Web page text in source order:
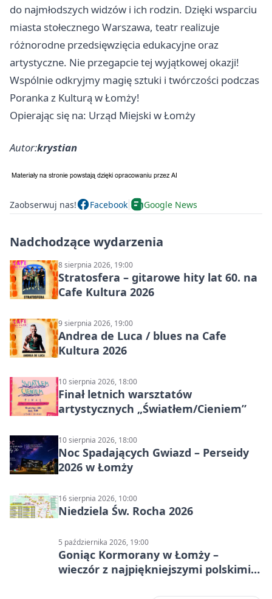
do najmłodszych widzów i ich rodzin. Dzięki wsparciu
miasta stołecznego Warszawa, teatr realizuje
różnorodne przedsięwzięcia edukacyjne oraz
artystyczne. Nie przegapcie tej wyjątkowej okazji!
Wspólnie odkryjmy magię sztuki i twórczości podczas
Poranka z Kulturą w Łomży!
Opierając się na: Urząd Miejski w Łomży
Autor:krystian
Zaobserwuj nas! Facebook Google News
Nadchodzące wydarzenia
8 sierpnia 2026, 19:00
Stratosfera – gitarowe hity lat 60. na
Cafe Kultura 2026
9 sierpnia 2026, 19:00
Andrea de Luca / blues na Cafe
Kultura 2026
10 sierpnia 2026, 18:00
Finał letnich warsztatów
artystycznych „Światłem/Cieniem”
10 sierpnia 2026, 18:00
Noc Spadających Gwiazd – Perseidy
2026 w Łomży
16 sierpnia 2026, 10:00
Niedziela Św. Rocha 2026
5 października 2026, 19:00
Goniąc Kormorany w Łomży –
wieczór z najpiękniejszymi polskimi